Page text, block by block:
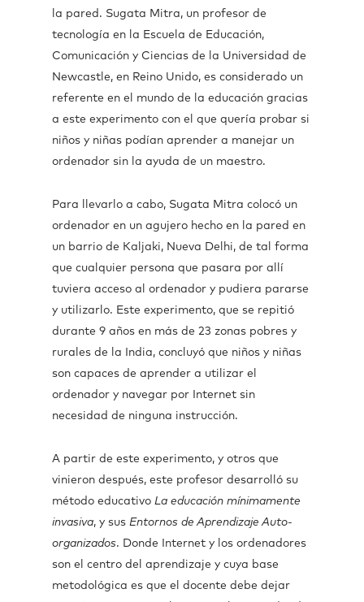
la pared. Sugata Mitra, un profesor de
tecnología en la Escuela de Educación,
Comunicación y Ciencias de la Universidad de
Newcastle, en Reino Unido, es considerado un
referente en el mundo de la educación gracias
a este experimento con el que quería probar si
niños y niñas podían aprender a manejar un
ordenador sin la ayuda de un maestro.
Para llevarlo a cabo, Sugata Mitra colocó un
ordenador en un agujero hecho en la pared en
un barrio de Kaljaki, Nueva Delhi, de tal forma
que cualquier persona que pasara por allí
tuviera acceso al ordenador y pudiera pararse
y utilizarlo. Este experimento, que se repitió
durante 9 años en más de 23 zonas pobres y
rurales de la India, concluyó que niños y niñas
son capaces de aprender a utilizar el
ordenador y navegar por Internet sin
necesidad de ninguna instrucción.
A partir de este experimento, y otros que
vinieron después, este profesor desarrolló su
método educativo La educación mínimamente
invasiva, y sus Entornos de Aprendizaje Auto-
organizados. Donde Internet y los ordenadores
son el centro del aprendizaje y cuya base
metodológica es que el docente debe dejar